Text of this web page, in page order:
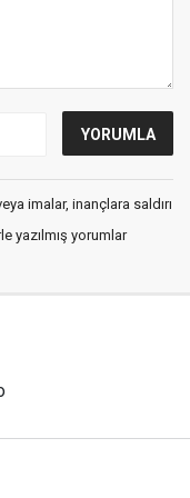
imalar, inançlara saldırı
yazılmış yorumlar